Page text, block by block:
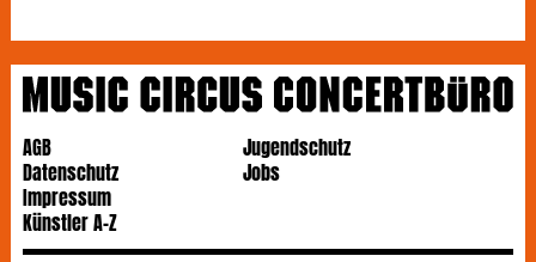
AGB
Datenschutz
Impressum
Jugendschutz
Jobs
Künstler A-Z